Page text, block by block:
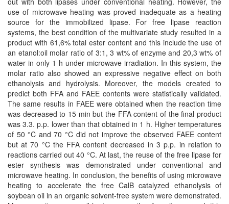
use of microwave heating was proved inadequate as a heating
source for the immobilized lipase. For free lipase reaction
systems, the best condition of the multivariate study resulted in a
product with 61,6% total ester content and this include the use of
an etanol:oil molar ratio of 3:1, 3 wt% of enzyme and 20,3 wt% of
water in only 1 h under microwave irradiation. In this system, the
molar ratio also showed an expressive negative effect on both
ethanolysis and hydrolysis. Moreover, the models created to
predict both FFA and FAEE contents were statistically validated.
The same results in FAEE were obtained when the reaction time
was decreased to 15 min but the FFA content of the final product
was 3.3. p.p. lower than that obtained in 1 h. Higher temperatures
of 50 °C and 70 °C did not improve the observed FAEE content
but at 70 °C the FFA content decreased in 3 p.p. in relation to
reactions carried out 40 °C. At last, the reuse of the free lipase for
ester synthesis was demonstrated under conventional and
microwave heating. In conclusion, the benefits of using microwave
heating to accelerate the free CalB catalyzed ethanolysis of
soybean oil in an organic solvent-free system were demonstrated.